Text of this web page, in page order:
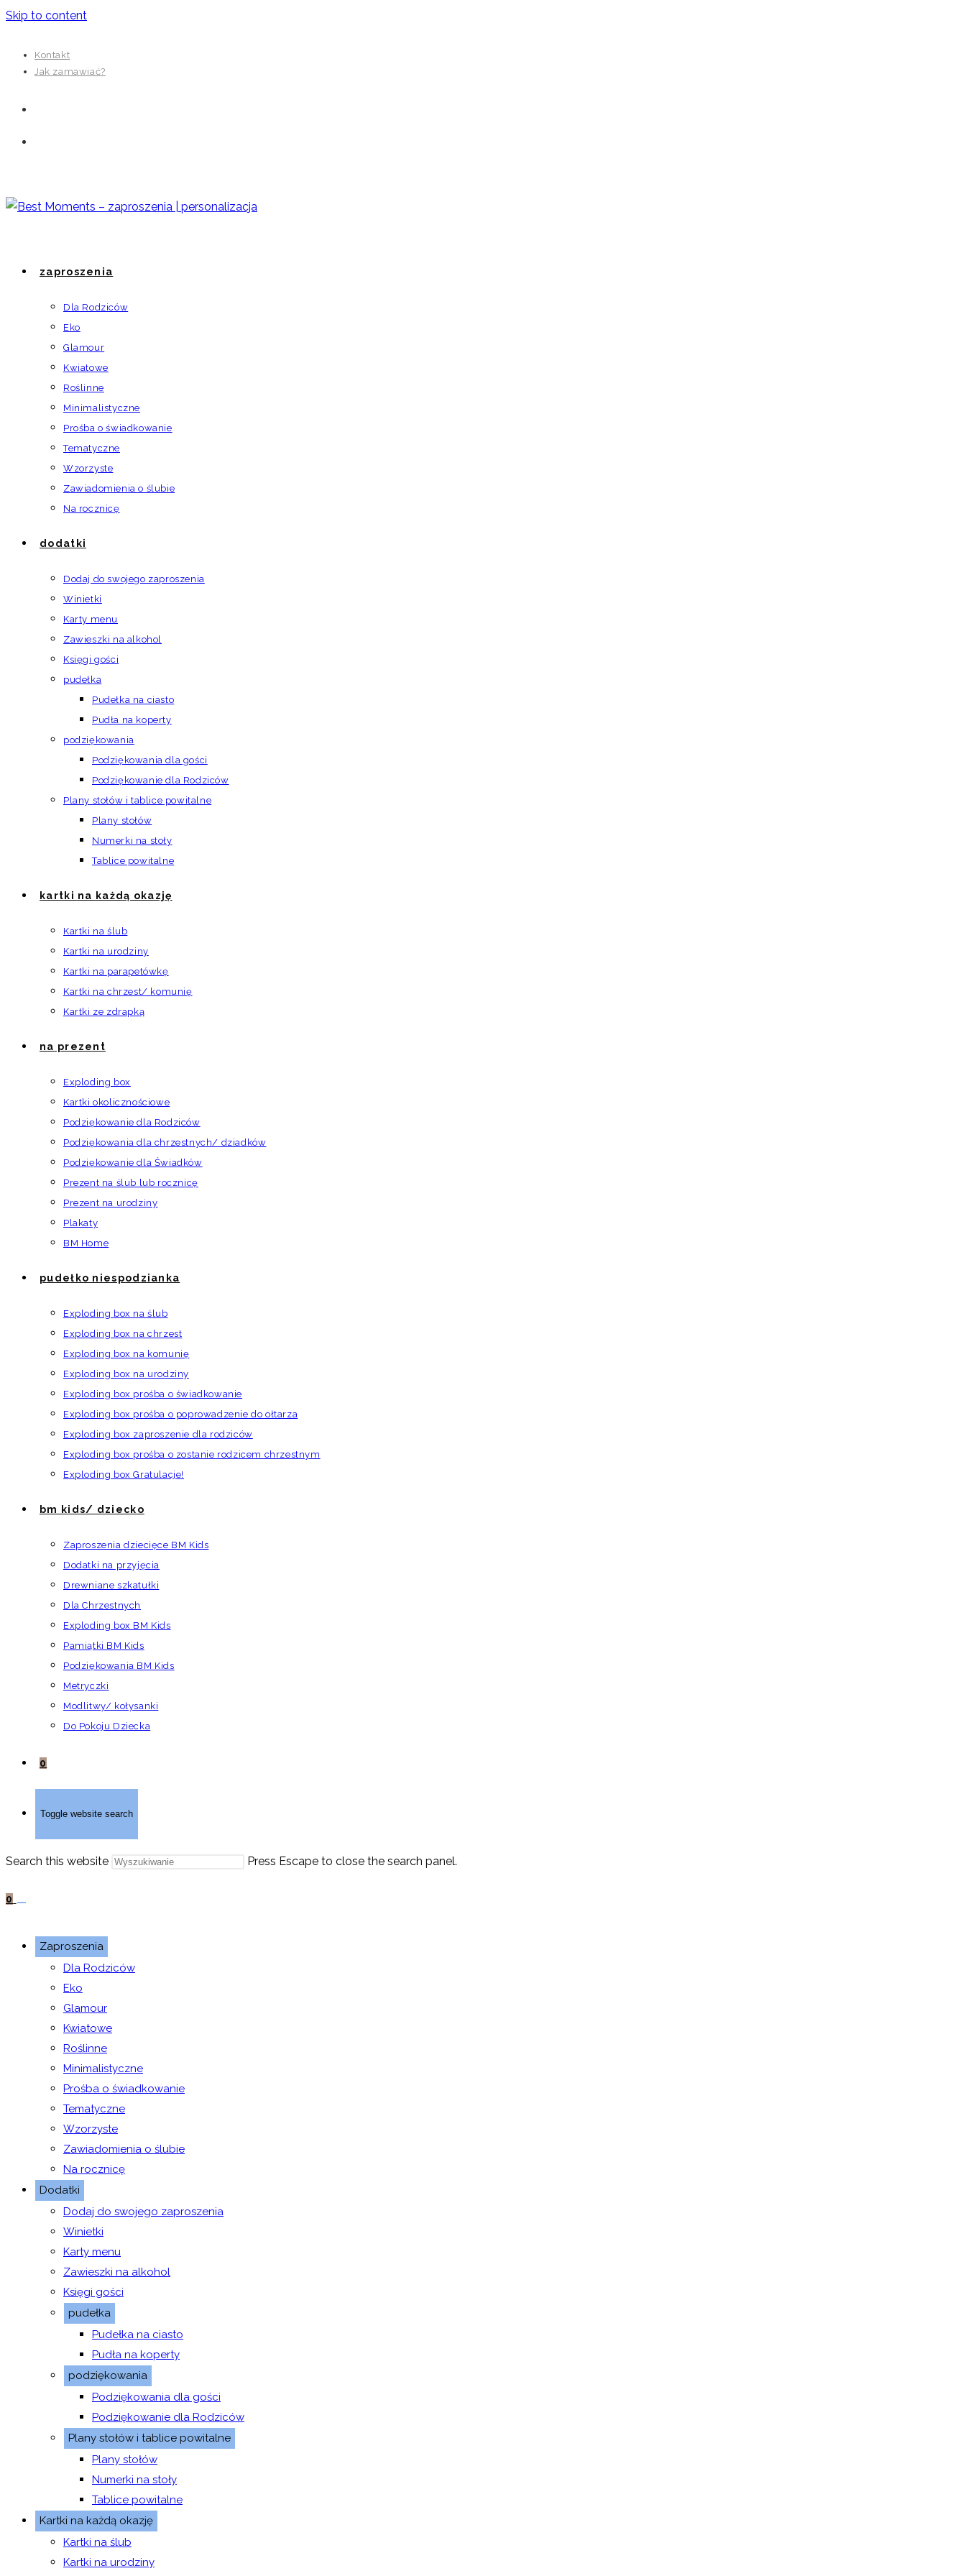
Skip to content
Kontakt
Jak zamawiać?
zaproszenia
Dla Rodziców
Eko
Glamour
Kwiatowe
Roślinne
Minimalistyczne
Prośba o świadkowanie
Tematyczne
Wzorzyste
Zawiadomienia o ślubie
Na rocznicę
dodatki
Dodaj do swojego zaproszenia
Winietki
Karty menu
Zawieszki na alkohol
Księgi gości
pudełka
Pudełka na ciasto
Pudła na koperty
podziękowania
Podziękowania dla gości
Podziękowanie dla Rodziców
Plany stołów i tablice powitalne
Plany stołów
Numerki na stoły
Tablice powitalne
kartki na każdą okazję
Kartki na ślub
Kartki na urodziny
Kartki na parapetówkę
Kartki na chrzest/ komunię
Kartki ze zdrapką
na prezent
Exploding box
Kartki okolicznościowe
Podziękowanie dla Rodziców
Podziękowania dla chrzestnych/ dziadków
Podziękowanie dla Świadków
Prezent na ślub lub rocznicę
Prezent na urodziny
Plakaty
BM Home
pudełko niespodzianka
Exploding box na ślub
Exploding box na chrzest
Exploding box na komunię
Exploding box na urodziny
Exploding box prośba o świadkowanie
Exploding box prośba o poprowadzenie do ołtarza
Exploding box zaproszenie dla rodziców
Exploding box prośba o zostanie rodzicem chrzestnym
Exploding box Gratulacje!
bm kids/ dziecko
Zaproszenia dziecięce BM Kids
Dodatki na przyjęcia
Drewniane szkatułki
Dla Chrzestnych
Exploding box BM Kids
Pamiątki BM Kids
Podziękowania BM Kids
Metryczki
Modlitwy/ kołysanki
Do Pokoju Dziecka
0
Toggle website search
Search this website Press Escape to close the search panel.
0
Zaproszenia
Dla Rodziców
Eko
Glamour
Kwiatowe
Roślinne
Minimalistyczne
Prośba o świadkowanie
Tematyczne
Wzorzyste
Zawiadomienia o ślubie
Na rocznicę
Dodatki
Dodaj do swojego zaproszenia
Winietki
Karty menu
Zawieszki na alkohol
Księgi gości
pudełka
Pudełka na ciasto
Pudła na koperty
podziękowania
Podziękowania dla gości
Podziękowanie dla Rodziców
Plany stołów i tablice powitalne
Plany stołów
Numerki na stoły
Tablice powitalne
Kartki na każdą okazję
Kartki na ślub
Kartki na urodziny